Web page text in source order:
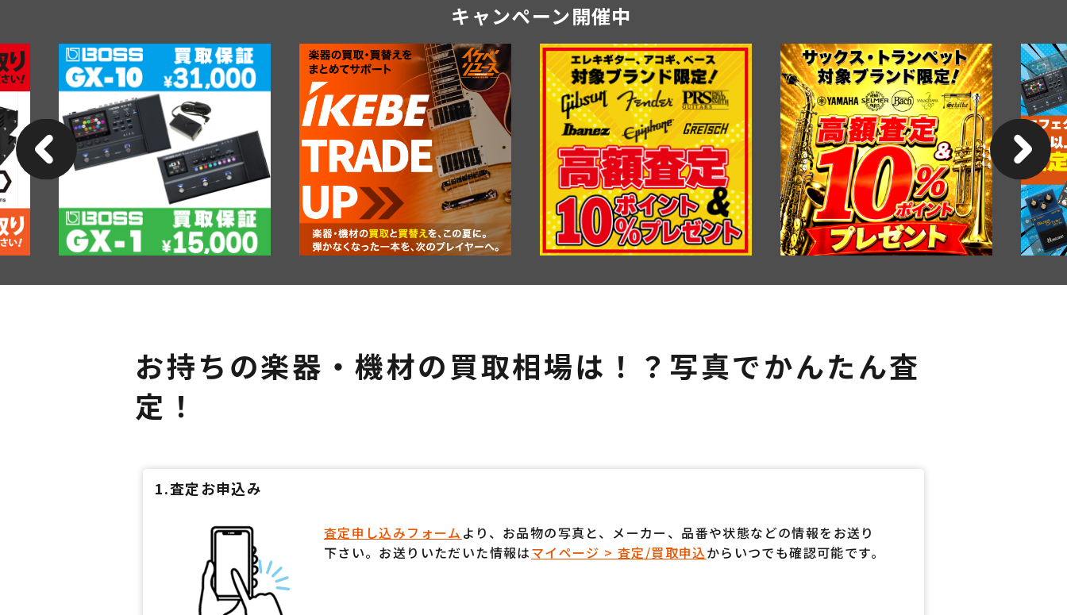
キャンペーン開催中
お持ちの楽器・機材の買取相場は！？写真でかんたん査
定！
1.査定お申込み
査定申し込みフォーム より、お品物の写真と、メーカー、品番や状態などの情報をお送り
下さい。お送りいただいた情報はマイページ > 査定/買取申込からいつでも確認可能です。